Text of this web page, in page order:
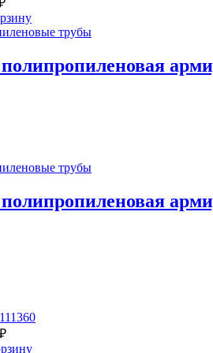
трубы
трубы
₽